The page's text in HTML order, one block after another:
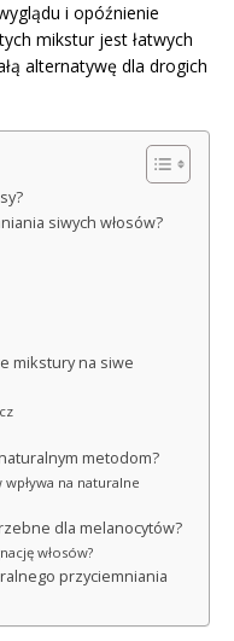
i opóźnienie
mikstur jest łatwych
alternatywę dla drogich
siwych włosów?
mikstury na siwe
metodom?
na naturalne
dla melanocytów?
włosów?
przyciemniania